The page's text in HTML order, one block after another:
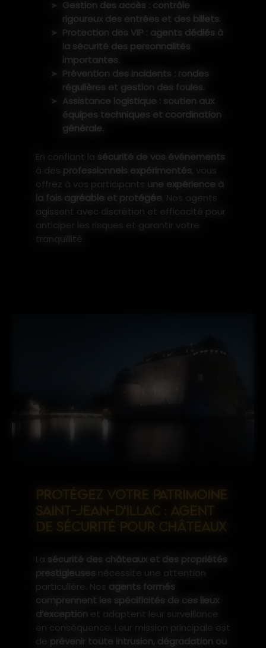
Gestion des accès : contrôle
rigoureux des entrées et des billets.
Protection des VIP : agents dédiés à
la sécurité des personnalités
importantes.
Prévention des incidents : rondes
régulières et gestion des foules.
Assistance logistique : soutien aux
équipes techniques et coordination
générale.
En confiant la sécurité de vos événements
à des professionnels expérimentés , vous
offrez à vos participants
une expérience à
la fois agréable et protégée . Nos agents
agissent avec discrétion et efficacité pour
anticiper les risques et garantir votre
tranquillité.
PROTÉGEZ VOTRE PATRIMOINE
SAINT-JEAN-D'ILLAC : AGENT
La sécurité des châteaux et des propriétés
prestigieuses nécessite une attention
particulière. Nos agents formés
comprennent les spécificités de ces lieux
d’exception et adaptent leur surveillance
en conséquence. Leur mission principale est
de prévenir toute intrusion, dégradation ou